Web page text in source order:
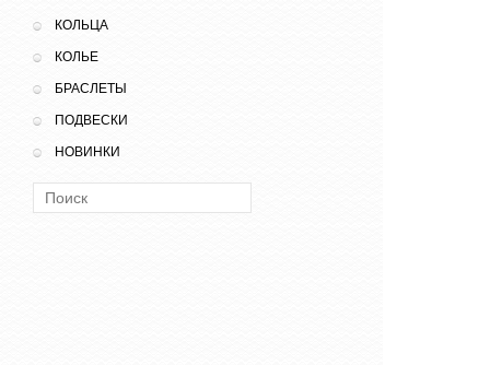
КОЛЬЦА
КОЛЬЕ
БРАСЛЕТЫ
ПОДВЕСКИ
НОВИНКИ
Поиск: